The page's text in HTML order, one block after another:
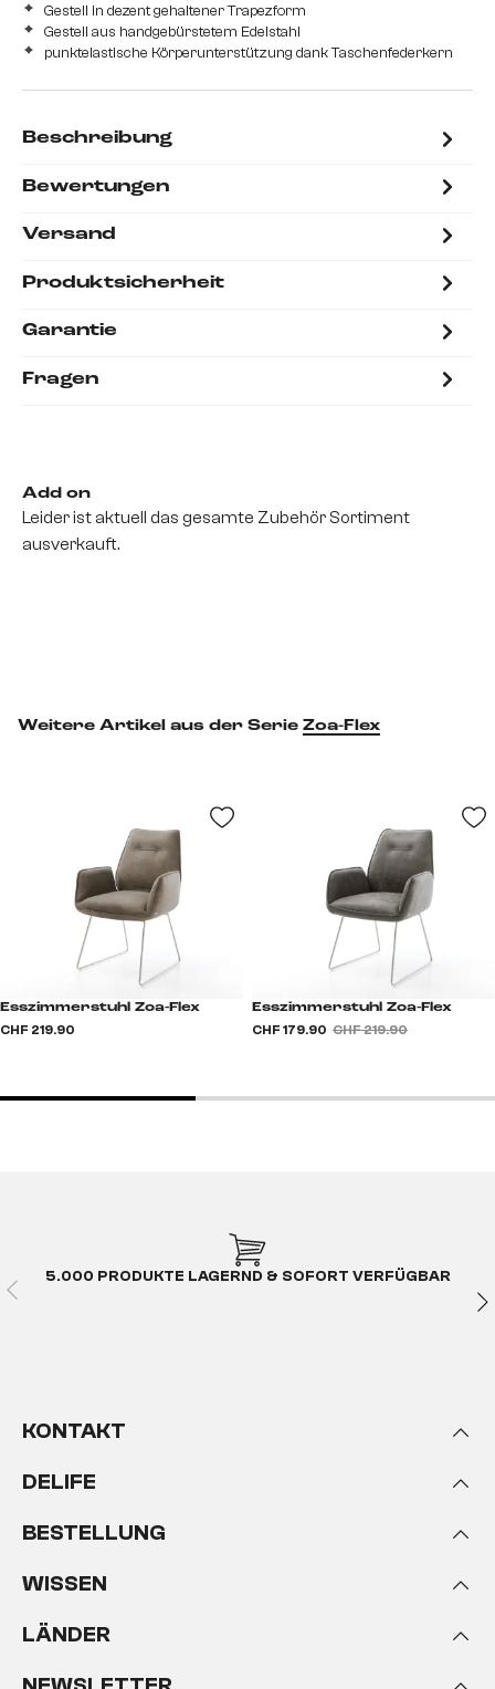
Gestell in dezent gehaltener Trapezform
Gestell aus handgebürstetem Edelstahl
punktelastische Körperunterstützung dank Taschenfederkern
Beschreibung
Bewertungen
Versand
Produktsicherheit
Garantie
Fragen
Add on
Leider ist aktuell das gesamte Zubehör Sortiment
ausverkauft.
Weitere Artikel aus der Serie Zoa-Flex
Esszimmerstuhl Zoa-Flex
CHF 219.90
Esszimmerstuhl Zoa-Flex
CHF 179.90 CHF 219.90
5.000 PRODUKTE LAGERND & SOFORT VERFÜGBAR
KONTAKT
DELIFE
BESTELLUNG
WISSEN
LÄNDER